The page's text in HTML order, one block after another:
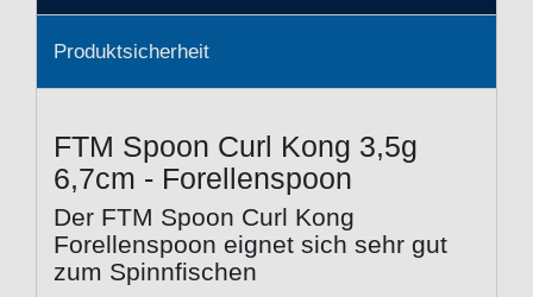
Produktsicherheit
FTM Spoon Curl Kong 3,5g
6,7cm - Forellenspoon
Der FTM Spoon Curl Kong
Forellenspoon eignet sich sehr gut
zum Spinnfischen